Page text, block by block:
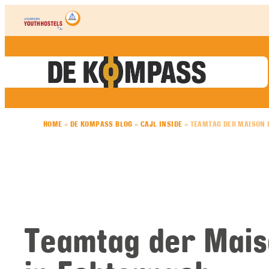
HOME » DE KOMPASS BLOG »CAJL INSIDE » TEAMTAG DER MAISON
Teamtag der